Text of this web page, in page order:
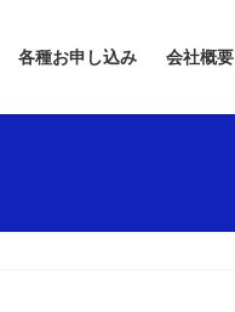
各種お申し込み 会社概要